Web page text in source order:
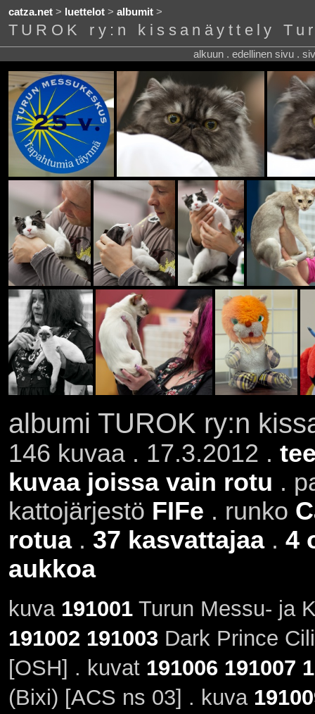
catza.net> luettelot> albumit>
TUROK ry:n kissanäyttely
alkuun . edellinen sivu .
albumi TUROK ry:n
146 kuvaa . 17.3.2012 .
kuvaa joissa vain rotu .
kattojärjestö FIFe . runko
rotua. 37 kasvattajaa. 4
aukkoa
kuva 191001Turun Messu- ja
191002 191003Dark Prince
[OSH] . kuvat 191006 191007
(Bixi) [ACS ns 03] . kuva